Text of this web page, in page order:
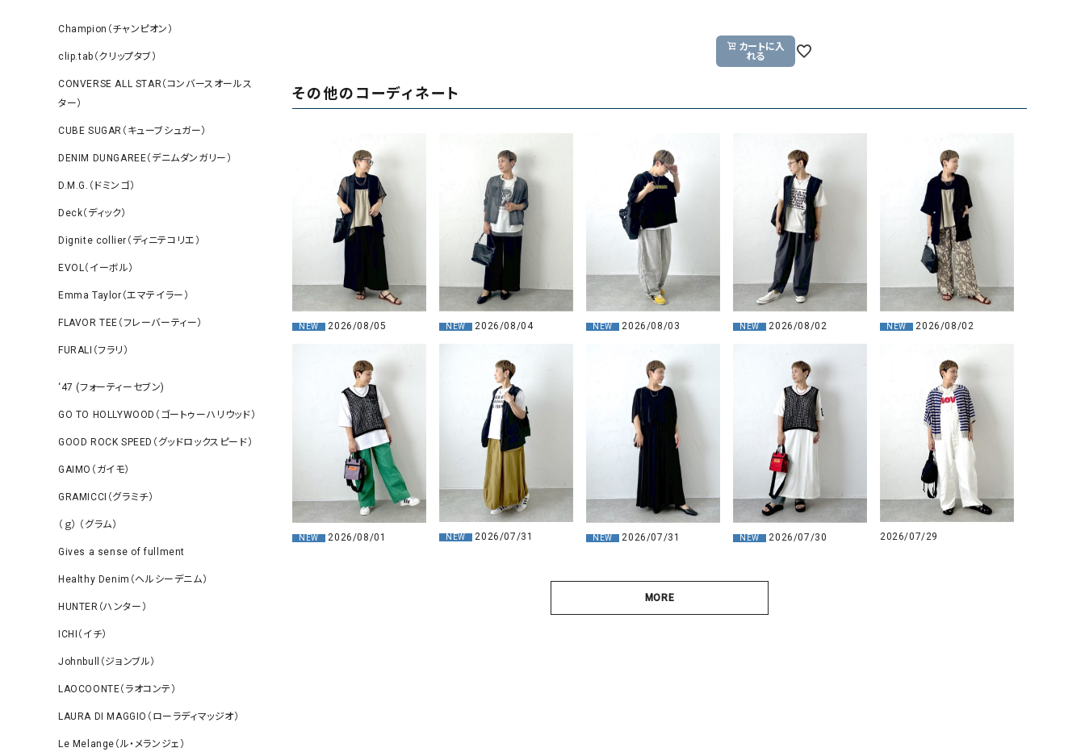
Champion（チャンピオン）
clip.tab（クリップタブ）
CONVERSE ALL STAR（コンバースオールス
ター）
CUBE SUGAR（キューブシュガー）
DENIM DUNGAREE（デニムダンガリー）
D.M.G.（ドミンゴ）
Deck（ディック）
Dignite collier（ディニテコリエ）
EVOL（イーボル）
Emma Taylor（エマテイラー）
FLAVOR TEE（フレーバーティー）
FURALI（フラリ）
‘47 (フォーティーセブン)
GO TO HOLLYWOOD（ゴートゥーハリウッド）
GOOD ROCK SPEED（グッドロックスピード）
GAIMO（ガイモ）
GRAMICCI（グラミチ）
（ｇ） （グラム）
Gives a sense of fullment
Healthy Denim（ヘルシーデニム）
HUNTER（ハンター）
ICHI（イチ）
Johnbull（ジョンブル）
LAOCOONTE（ラオコンテ）
LAURA DI MAGGIO（ローラディマッジオ）
Le Melange（ル・メランジェ）
カートに入
れる
その他のコーディネート
NEW 2026/08/05 NEW 2026/08/04 NEW 2026/08/03 NEW 2026/08/02 NEW 2026/08/02
NEW 2026/08/01 NEW 2026/07/31 NEW 2026/07/31 NEW 2026/07/30 2026/07/29
MORE